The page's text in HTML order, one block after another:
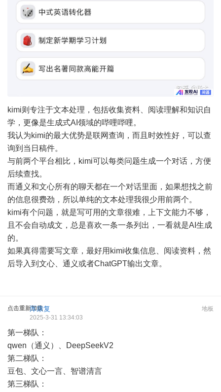
kimi则专注于文本处理，包括收集资料、阅读理解和知识自
学，更像是生成式AI领域的哔哩哔哩。
我认为kimi的最大优势是联网查询，而且时效性好，可以查
询到当日稿件。
与前两个平台相比，kimi可以每类问题生成一个对话，方便
后续查找。
而通义和文心所有的聊天都在一个对话里面，如果想找之前
的信息很费劲，所以单纯的文本处理我很少用前两个。
kimi有个问题，就是写可用的文章很难，上下文能力不够，
且不会自动成文，总是喜欢一条一条列出，一看就是AI生成
的。
如果真得需要写文章，最好用kimi收集信息、阅读资料，然
后导入到文心、通义或者ChatGPT输出文章。
点击重新加载 地板
厍康复
2025-3-31 13:34:03
第一梯队：
qwen（通义）、DeepSeekV2
第二梯队：
豆包、文心一言、智谱清言
第三梯队：